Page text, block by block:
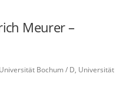
Meurer –
Bochum / D, Universität